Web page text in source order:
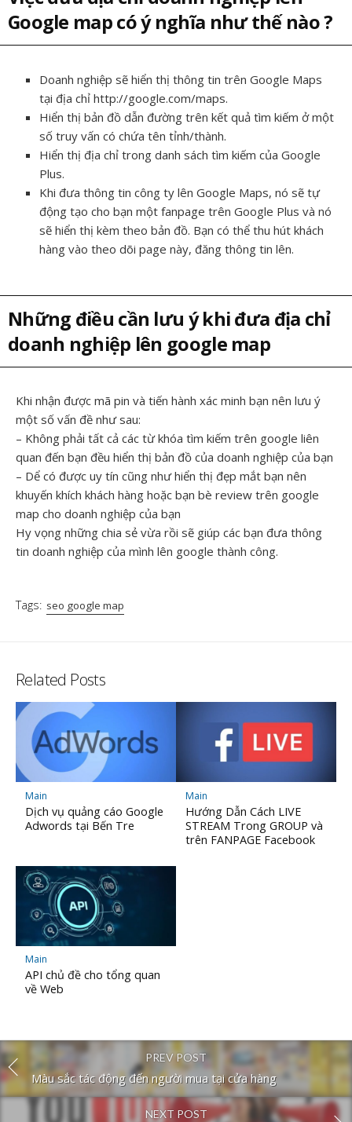
Google map có ý nghĩa như thế nào ?
Doanh nghiệp sẽ hiển thị thông tin trên Google Maps
tại địa chỉ http://google.com/maps.
Hiển thị bản đồ dẫn đường trên kết quả tìm kiếm ở một
số truy vấn có chứa tên tỉnh/thành.
Hiển thị địa chỉ trong danh sách tìm kiếm của Google
Plus.
Khi đưa thông tin công ty lên Google Maps, nó sẽ tự
động tạo cho bạn một fanpage trên Google Plus và nó
sẽ hiển thị kèm theo bản đồ. Bạn có thể thu hút khách
hàng vào theo dõi page này, đăng thông tin lên.
Những điều cần lưu ý khi đưa địa chỉ
doanh nghiệp lên google map
Khi nhận được mã pin và tiến hành xác minh bạn nên lưu ý
một số vấn đề như sau:
– Không phải tất cả các từ khóa tìm kiếm trên google liên
quan đến bạn đều hiển thị bản đồ của doanh nghiệp của bạn
– Dể có được uy tín cũng như hiển thị đẹp mắt bạn nên
khuyến khích khách hàng hoặc bạn bè review trên google
map cho doanh nghiệp của bạn
Hy vọng những chia sẻ vừa rồi sẽ giúp các bạn đưa thông
tin doanh nghiệp của mình lên google thành công.
Tags: seo google map
Related Posts
Main
Dịch vụ quảng cáo Google
Adwords tại Bến Tre
Main
Hướng Dẫn Cách LIVE
STREAM Trong GROUP và
trên FANPAGE Facebook
Main
API chủ đề cho tổng quan
về Web
PREV POST
Màu sắc tác động đến người mua tại cửa hàng
NEXT POST